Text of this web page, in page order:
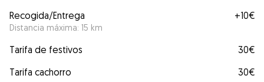
Recogida/Entrega
Distancia máxima: 15 km
+10€
Tarifa de festivos
30€
Tarifa cachorro
30€